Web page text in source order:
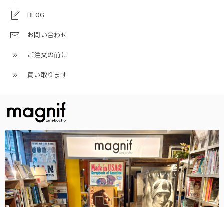
BLOG
お問い合わせ
ご注文の前に
買い取ります